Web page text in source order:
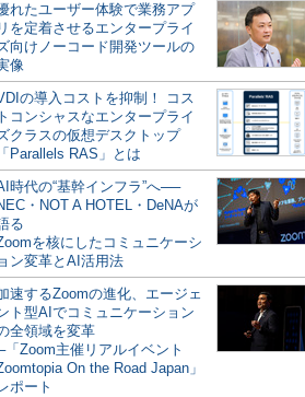
れたユーザー体験で業務アプ
リを定着させるエンタープライ
向けノーコード開発ツールの
像
の導入コストを抑制！ コス
トコンシャスなエンタープライ
クラスの仮想デスクトップ
「Parallels RAS」とは
時代の“基幹インフラ”へ──
・NOT A HOTEL・DeNAが
る
を核にしたコミュニケーシ
ョン変革とAI活用法
速するZoomの進化、エージェ
ト型AIでコミュニケーション
全領域を変革
「Zoom主催リアルイベント
On the Road Japan」
ポート